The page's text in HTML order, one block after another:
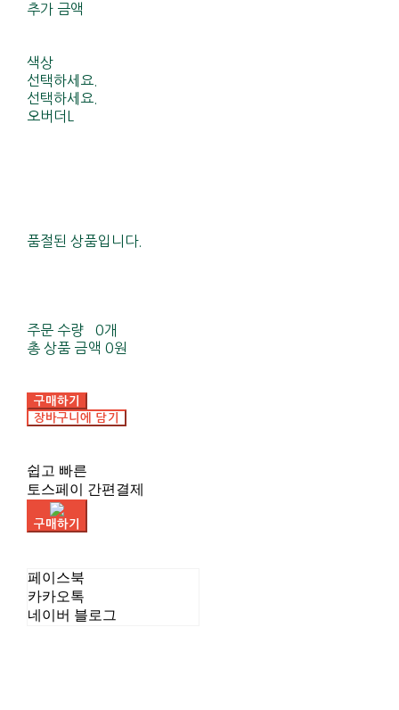
추가 금액
색상
선택하세요.
선택하세요.
오버더L
품절된 상품입니다.
주문 수량
0개
총 상품 금액 0원
구매하기
장바구니에 담기
쉽고 빠른
토스페이 간편결제
구매하기
페이스북
카카오톡
네이버 블로그